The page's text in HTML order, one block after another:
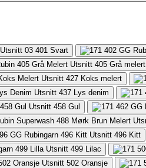
401 Svart
405 Grå melert
427 Koks melert
437 Lys denim
458 Gul
496 Kitt
499 Lilac
502 Oransje